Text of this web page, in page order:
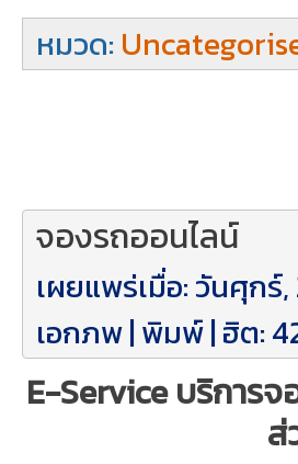
หมวด:
จองรถออนไลน์
เผยแพร่เมื่อ: วันศุกร์
เอกภพ|พิมพ์| ฮิต:
E-Service บริการ
ส่